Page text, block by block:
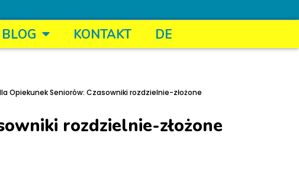
BLOG KONTAKT DE
Opiekunek Seniorów: Czasowniki rozdzielnie-złożone
rozdzielnie-złożone